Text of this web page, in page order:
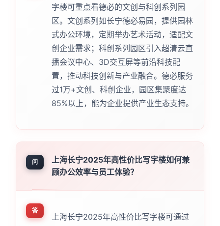
字楼可重点看德必的文创与科创系列园
区。文创系列如长宁德必易园，提供园林
式办公环境，定期举办艺术活动，适配文
创企业需求；科创系列园区引入超清云直
播会议中心、3D交互屏等前沿科技配
置，推动科技创新与产业融合。德必服务
过1万+文创、科创企业，园区集聚度达
85%以上，能为企业提供产业生态支持。
问
上海长宁2025年高性价比写字楼如何兼
顾办公效率与员工体验？
答
上海长宁2025年高性价比写字楼可通过